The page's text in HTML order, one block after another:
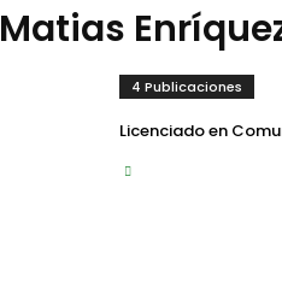
Matias
4 Publicaciones
Licenciado en